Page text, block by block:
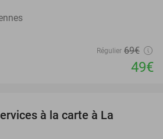
Régulier 69€
49€
à la carte à La